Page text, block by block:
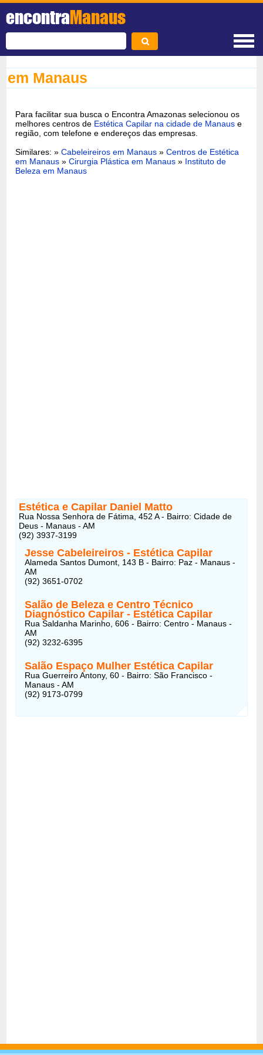
encontraManaus
em Manaus
Para facilitar sua busca o Encontra Amazonas selecionou os
melhores centros de Estética Capilar na cidade de Manaus e
região, com telefone e endereços das empresas.
Similares: »Cabeleireiros em Manaus »Centros de Estética
em Manaus »Cirurgia Plástica em Manaus » Instituto de
Beleza em Manaus
Estética e Capilar Daniel Matto
Rua Nossa Senhora de Fátima, 452 A - Bairro: Cidade de
Deus - Manaus - AM
(92) 3937-3199
Jesse Cabeleireiros - Estética Capilar
Alameda Santos Dumont, 143 B - Bairro: Paz - Manaus -
AM
(92) 3651-0702
Salão de Beleza e Centro Técnico
Diagnóstico Capilar - Estética Capilar
Rua Saldanha Marinho, 606 - Bairro: Centro - Manaus -
AM
(92) 3232-6395
Salão Espaço Mulher Estética Capilar
Rua Guerreiro Antony, 60 - Bairro: São Francisco -
Manaus - AM
(92) 9173-0799